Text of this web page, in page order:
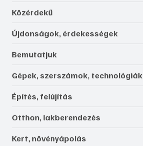
Közérdekű
Újdonságok, érdekességek
Bemutatjuk
Gépek, szerszámok, technológiák
Építés, felújítás
Otthon, lakberendezés
Kert, növényápolás